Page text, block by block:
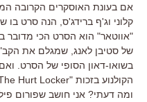
אם בעונת האוסקרים הקרובה
קלוני וג'ף ברידג'ס, הנה סרט בו
"אווטאר" הוא הסרט הכי מדובר
של סטיבן לאנג, שמגלם את
בשואו-דאון הסופי של הסרט.
ומה דעתי? אני חושב שפורום